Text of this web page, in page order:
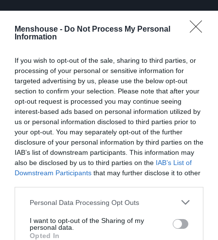
Menshouse - Do Not Process My Personal
Information
If you wish to opt-out of the sale, sharing to third parties, or
processing of your personal or sensitive information for
targeted advertising by us, please use the below opt-out
section to confirm your selection. Please note that after your
opt-out request is processed you may continue seeing
interest-based ads based on personal information utilized by
us or personal information disclosed to third parties prior to
your opt-out. You may separately opt-out of the further
disclosure of your personal information by third parties on the
IAB’s list of downstream participants. This information may
also be disclosed by us to third parties on the IAB’s List of
Downstream Participants that may further disclose it to other
Personal Data Processing Opt Outs
I want to opt-out of the Sharing of my
personal data.
Opted In
Η Αθηνά ήθελε να είναι τα πάντα του αλλά τελικά
άλλαξε τα πάντα πάνω της, αποφάσισε να ασχοληθεί με
το τραγούδι κάνοντας σπουδαίες επιτυχίες και
τραγουδώντας σε μικρές μπουζουκλερί. Μεγάλη της
επιτυχία το «Τα Πάντα σου», με στίχους οι οποίοι
ξεζούμισαν την ατάκα που την έκανε γνωστή στο
ριάλιτι.